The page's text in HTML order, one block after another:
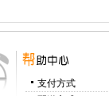
支付方式